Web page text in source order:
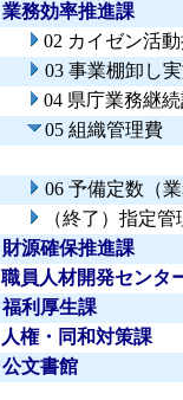
業務効率推進課
02 カイゼン活
03 事業棚卸し
04 県庁業務継
05 組織管理費
06 予備定数（
（終了）指定
財源確保推進課
職員人材開発センタ
福利厚生課
人権・同和対策課
公文書館